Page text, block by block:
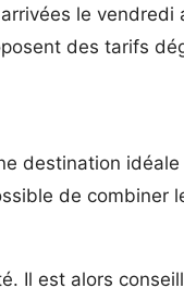
le
des tarifs
destination
de
Il est alors